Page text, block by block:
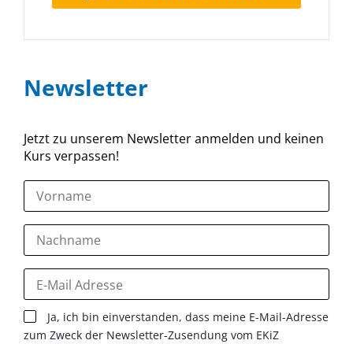
Newsletter
Jetzt zu unserem Newsletter anmelden und keinen
Kurs verpassen!
Ja, ich bin einverstanden, dass meine E-Mail-Adresse
zum Zweck der Newsletter-Zusendung vom EKiZ